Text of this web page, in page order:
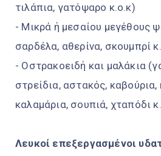
τιλάπια, γατόψαρο κ.ο.κ)
- Μικρά ή μεσαίου μεγέθους
σαρδέλα, αθερίνα, σκουμπρί
- Οστρακοειδή και μαλάκια
στρείδια, αστακός, καβούρια,
καλαμάρια, σουπιά, χταπόδι
Λευκοί επεξεργασμένοι